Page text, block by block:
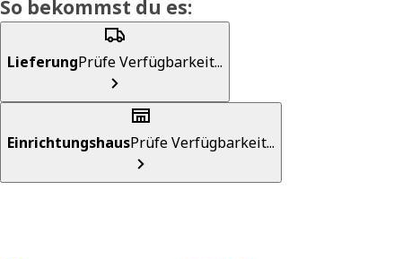
So bekommst du es:
LieferungPrüfe Verfügbarkeit...
EinrichtungshausPrüfe Verfügbarkeit...